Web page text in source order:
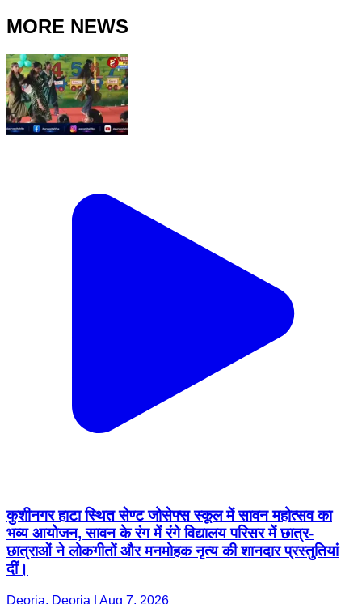
MORE NEWS
कुशीनगर हाटा स्थित सेण्ट जोसेफ्स स्कूल में सावन महोत्सव का
भव्य आयोजन, सावन के रंग में रंगे विद्यालय परिसर में छात्र-
छात्राओं ने लोकगीतों और मनमोहक नृत्य की शानदार प्रस्तुतियां
दीं।
Deoria, Deoria | Aug 7, 2026